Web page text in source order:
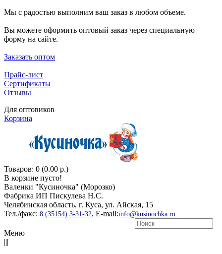
Мы с радостью выполним ваш заказ в любом объеме.
Вы можете оформить оптовый заказ через специальную
форму на сайте.
Заказать оптом
Прайс-лист
Сертификаты
Отзывы
Для оптовиков
Корзина
Товаров: 0 (0.00 р.)
В корзине пусто!
Валенки "Кусиночкa" (Морозко)
Фабрика ИП Пискулева Н.С.
Челябинская область, г. Куса, ул. Айская, 15
Тел./факс: 8 (35154) 3-31-32, E-mail:info@kusinochka.ru
Меню
|||